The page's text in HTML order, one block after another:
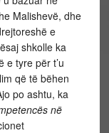
Malishevë, dhe
e
shkolle ka
e tyre për t’u
që të bëhen
po ashtu, ka
në